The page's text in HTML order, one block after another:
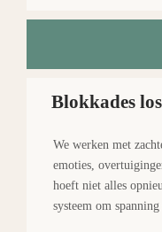
Blokkades
We werken met
emoties,
hoeft niet alles
systeem om